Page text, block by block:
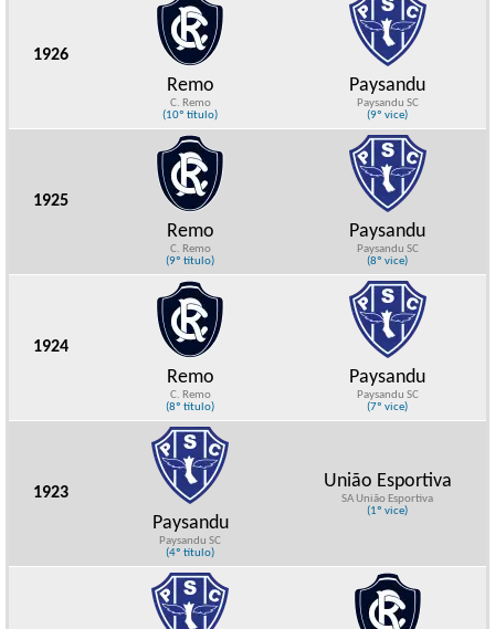
1926
Remo
C. Remo
(10º título)
Paysandu
Paysandu SC
(9º vice)
1925
Remo
C. Remo
(9º título)
Paysandu
Paysandu SC
(8º vice)
1924
Remo
C. Remo
(8º título)
Paysandu
Paysandu SC
(7º vice)
1923
Paysandu
Paysandu SC
(4º título)
União Esportiva
SA União Esportiva
(1º vice)